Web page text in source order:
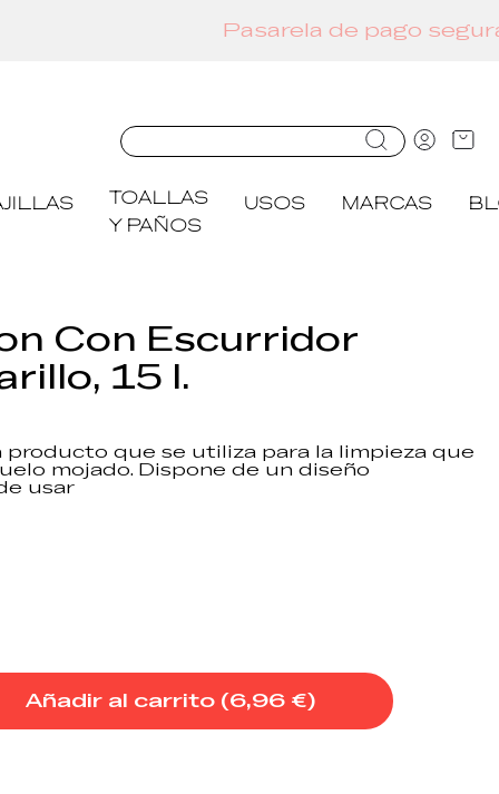
TOALLAS
Y PAÑOS
USOS MARCAS
Con Escurridor
15 l.
que se utiliza para la limpieza que
mojado. Dispone de un diseño
usar
Añadir al carrito (6,96 €)